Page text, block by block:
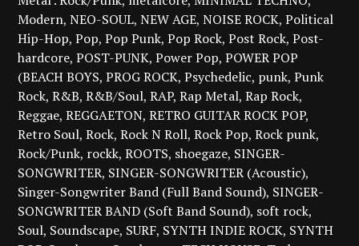
Modern NEO-SOUL NEW AGE NOISE ROCK Political
Hip-Hop Pop Pop Punk Pop Rock Post Rock Post-
hardcore POST-PUNK Power Pop POWER POP
(BEACH BOYS PROG ROCK Psychedelic punk Punk
Rock R&B R&B/Soul RAP Rap Metal Rap Rock
Reggae REGGAETON RETRO GUITAR ROCK POP
Retro Soul Rock Rock N Roll Rock Pop Rock punk
Rock/Punk rockk ROOTS shoegaze SINGER-
SONGWRITER SINGER-SONGWRITER (Acoustic)
Singer-Songwriter Band (Full Band Sound) SINGER-
SONGWRITER BAND (Soft Band Sound) soft rock
Soul Soundscape SURF SYNTH INDIE ROCK SYNTH